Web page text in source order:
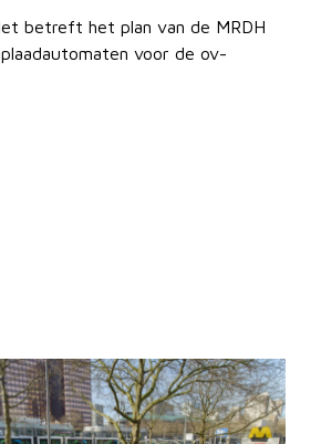
betreft het plan van de MRDH
voor de ov-